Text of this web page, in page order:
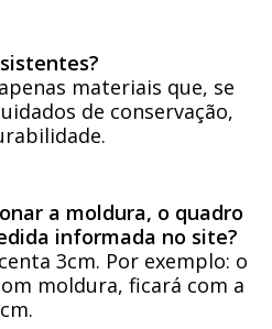
materiais que, se
de conservação,
a moldura, o quadro
informada no site?
3cm. Por exemplo: o
moldura, ficará com a